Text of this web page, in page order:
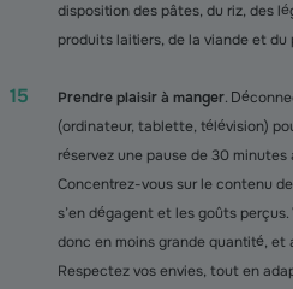
disposition des pâtes, du riz, des
produits laitiers, de la viande et du
Prendre plaisir à manger.
(ordinateur, tablette, télévision)
réservez une pause de 30
Concentrez-vous sur le contenu
s’en dégagent et les goûts
donc en moins grande quantité, et
Respectez vos envies, tout en